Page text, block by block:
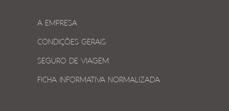
A EMPRESA
CONDIÇÕES GERAIS
SEGURO DE VIAGEM
FICHA INFORMATIVA NORMALIZADA